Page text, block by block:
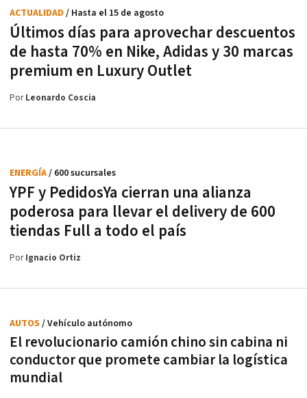
Últimos días para aprovechar descuentos
de hasta 70% en Nike, Adidas y 30 marcas
premium en Luxury Outlet
ACTUALIDAD / Hasta el 15 de agosto
PorLeonardo Coscia
YPF y PedidosYa cierran una alianza
poderosa para llevar el delivery de 600
tiendas Full a todo el país
ENERGÍA/ 600 sucursales
PorIgnacio Ortiz
El revolucionario camión chino sin cabina ni
conductor que promete cambiar la logística
mundial
AUTOS / Vehículo autónomo